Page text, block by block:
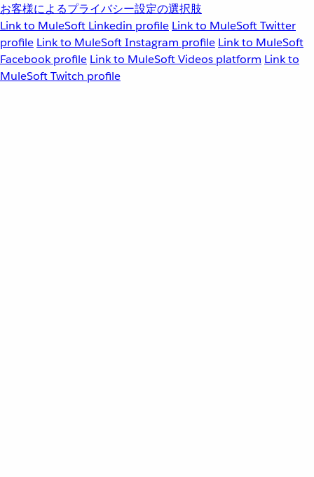
お客様によるプライバシー設定の選択肢
Link to MuleSoft Linkedin profile Link to MuleSoft Twitter
profile Link to MuleSoft Instagram profile Link to MuleSoft
Facebook profile Link to MuleSoft Videos platform Link to
MuleSoft Twitch profile